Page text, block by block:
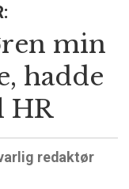
min
hadde
HR
redaktør